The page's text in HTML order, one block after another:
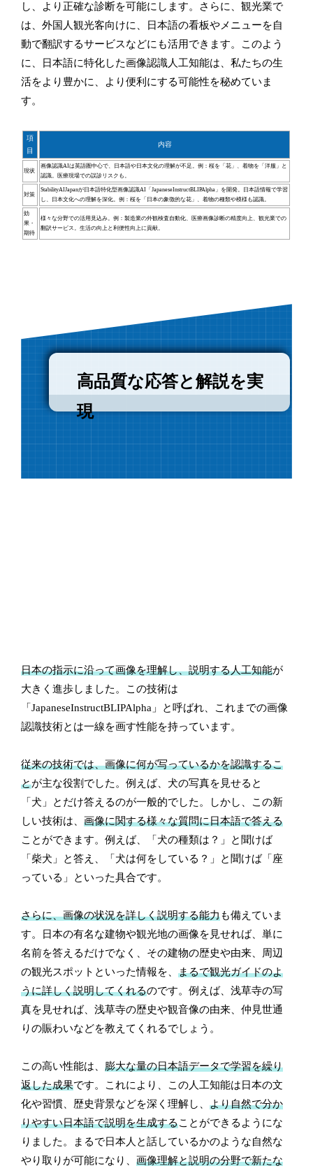
し、より正確な診断を可能にします。さらに、観光業で
は、外国人観光客向けに、日本語の看板やメニューを自
動で翻訳するサービスなどにも活用できます。このよう
に、日本語に特化した画像認識人工知能は、私たちの生
活をより豊かに、より便利にする可能性を秘めていま
す。
項
目
内容
現状
画像認識AIは英語圏中心で、日本語や日本文化の理解が不足。例：桜を「花」、着物を「洋服」と
認識。医療現場での誤診リスクも。
対策
StabilityAIJapanが日本語特化型画像認識AI「JapaneseInstructBLIPAlpha」を開発。日本語情報で学習
し、日本文化への理解を深化。例：桜を「日本の象徴的な花」、着物の種類や模様も認識。
効
果・
期待
様々な分野での活用見込み。例：製造業の外観検査自動化、医療画像診断の精度向上、観光業での
翻訳サービス。生活の向上と利便性向上に貢献。
高品質な応答と解説を実
現
日本の指示に沿って画像を理解し、説明する人工知能が
大きく進歩しました。この技術は
「JapaneseInstructBLIPAlpha」と呼ばれ、これまでの画像
認識技術とは一線を画す性能を持っています。
従来の技術では、画像に何が写っているかを認識するこ
とが主な役割でした。例えば、犬の写真を見せると
「犬」とだけ答えるのが一般的でした。しかし、この新
しい技術は、画像に関する様々な質問に日本語で答える
ことができます。例えば、「犬の種類は？」と聞けば
「柴犬」と答え、「犬は何をしている？」と聞けば「座
っている」といった具合です。
さらに、画像の状況を詳しく説明する能力も備えていま
す。日本の有名な建物や観光地の画像を見せれば、単に
名前を答えるだけでなく、その建物の歴史や由来、周辺
の観光スポットといった情報を、まるで観光ガイドのよ
うに詳しく説明してくれるのです。例えば、浅草寺の写
真を見せれば、浅草寺の歴史や観音像の由来、仲見世通
りの賑わいなどを教えてくれるでしょう。
この高い性能は、膨大な量の日本語データで学習を繰り
返した成果です。これにより、この人工知能は日本の文
化や習慣、歴史背景などを深く理解し、より自然で分か
りやすい日本語で説明を生成することができるようにな
りました。まるで日本人と話しているかのような自然な
やり取りが可能になり、画像理解と説明の分野で新たな